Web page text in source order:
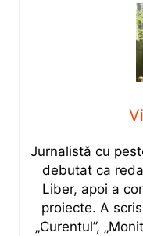
Jurnalistă cu
debutat ca
Liber, apoi a
proiecte. A
„Curentul”,